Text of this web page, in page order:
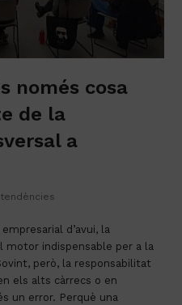
només cosa
de la
a
d’avui, la
motor indispensable per a la
però, la responsabilitat
els alts càrrecs o en
un error. Perquè una